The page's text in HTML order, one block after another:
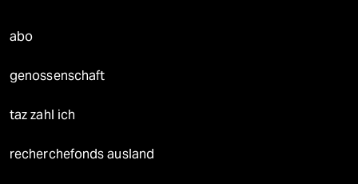
abo
genossenschaft
taz zahl ich
recherchefonds ausland